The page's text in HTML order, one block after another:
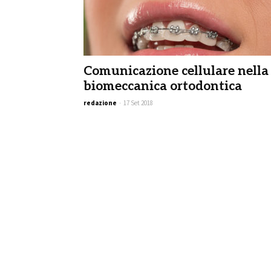
Comunicazione cellulare nella
biomeccanica ortodontica
redazione - 17 Set 2018